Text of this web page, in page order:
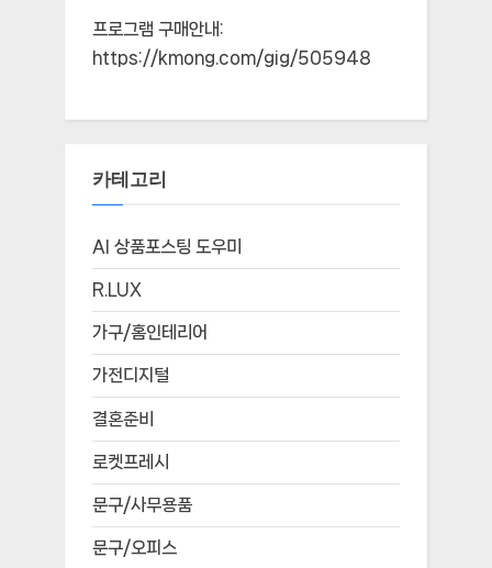
프로그램 구매안내:
https://kmong.com/gig/505948
카테고리
AI 상품포스팅 도우미
R.LUX
가구/홈인테리어
가전디지털
결혼준비
로켓프레시
문구/사무용품
문구/오피스